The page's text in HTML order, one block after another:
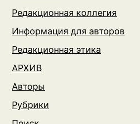
Редакционная коллегия
Информация для авторов
Редакционная этика
АРХИВ
Авторы
Рубрики